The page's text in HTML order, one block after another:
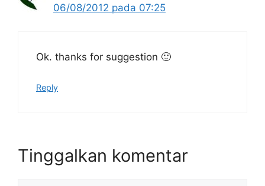
06/08/2012 pada 07:25
Ok. thanks for suggestion 🙂
Reply
Tinggalkan komentar